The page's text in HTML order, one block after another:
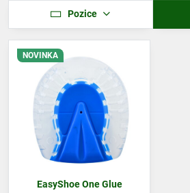
Pozice
NOVINKA
EasyShoe One Glue